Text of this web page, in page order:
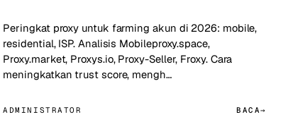
Peringkat proxy untuk farming akun di 2026: mobile,
residential, ISP. Analisis Mobileproxy.space,
Proxy.market, Proxys.io, Proxy-Seller, Froxy. Cara
meningkatkan trust score, mengh…
ADMINISTRATOR BACA